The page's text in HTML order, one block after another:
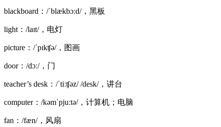
blackboard：/ˈblækbɔːd/，黑板
light：/laɪt/，电灯
picture：/ˈpɪkʧə/，图画
door：/dɔː/，门
teacher’s desk：/ˈtiːʧəz/ /desk/，讲台
computer：/kəmˈpjuːtə/，计算机；电脑
fan：/fæn/，风扇